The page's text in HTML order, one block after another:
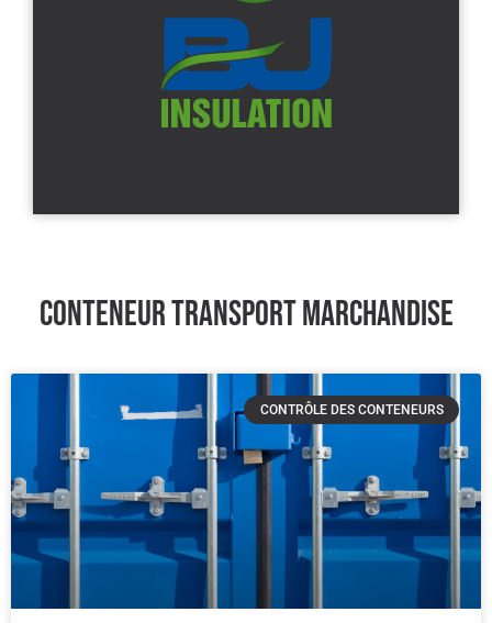
CONTENEUR TRANSPORT MARCHANDISE
CONTRÔLE DES CONTENEURS